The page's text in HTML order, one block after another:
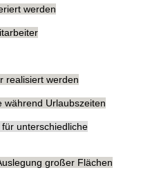
werden
realisiert werden
während Urlaubszeiten
unterschiedliche
großer Flächen